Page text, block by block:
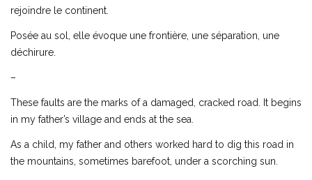
rejoindre le continent.
Posée au sol, elle évoque une frontière, une séparation, une
déchirure.
–
These faults are the marks of a damaged, cracked road. It begins
in my father’s village and ends at the sea.
As a child, my father and others worked hard to dig this road in
the mountains, sometimes barefoot, under a scorching sun.